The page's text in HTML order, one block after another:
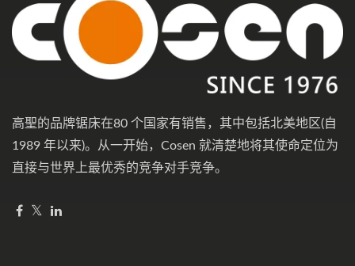
高聖的品牌锯床在80 个国家有销售，其中包括北美地区(自
1989 年以来)。从一开始，Cosen 就清楚地将其使命定位为
直接与世界上最优秀的竞争对手竞争。